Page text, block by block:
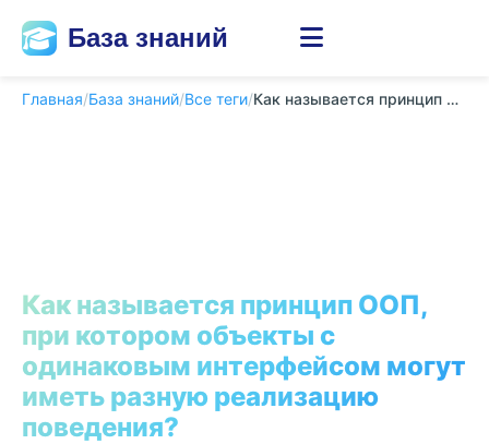
База знаний
Главная/База знаний/Все теги/ Как называется принцип ООП, при котором объекты...
Как называется принцип ООП,
при котором объекты с
одинаковым интерфейсом могут
иметь разную реализацию
поведения?